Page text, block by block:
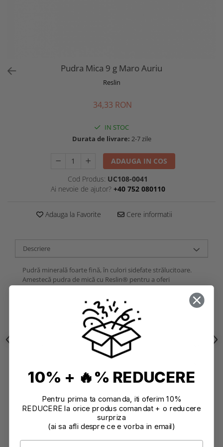
Pudra Mica 9 g Maro Auriu
Reslin
34,33 RON
IN STOC
Durata de livrare: 2-7 zile
ADAUGA IN COS
Cod Produs: UC108-0041
Ai nevoie de ajutor? +40 752 080110
Adauga la Favorite Cere informatii
Descriere
Pudră minerală foarte fină, în culori sidefate strălucitoare.
Amestecă pudra de mică cu Reslin® pentru a oferi
Informatii conformitate produs
10% + 🔥% REDUCERE
Pentru prima ta comanda, iti oferim 10%
REDUCERE la orice produs comandat + o reducere
surpriza
(ai sa afli despre ce e vorba in email)